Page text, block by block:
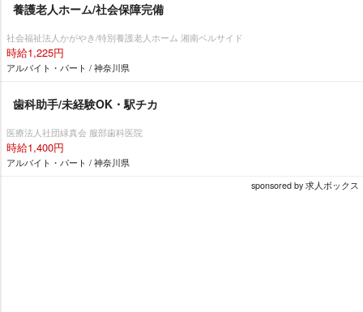
養護老人ホーム/社会保障完備
社会福祉法人かがやき/特別養護老人ホーム 湘南ベルサイド
時給1,225円
アルバイト・パート / 神奈川県
歯科助手/未経験OK・駅チカ
医療法人社団緑真会 服部歯科医院
時給1,400円
アルバイト・パート / 神奈川県
sponsored by 求人ボックス